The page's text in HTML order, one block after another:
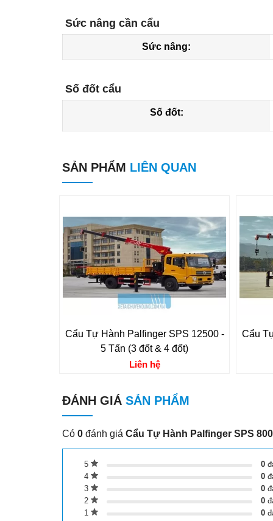
Sức nâng cần cẩu
Sức nâng:
Số đốt cẩu
Số đốt:
SẢN PHẨM LIÊN QUAN
Cẩu Tự Hành Palfinger SPS 12500 -
5 Tấn (3 đốt & 4 đốt)
Liên hệ
Cẩu
ĐÁNH GIÁ SẢN PHẨM
Có 0 đánh giá Cẩu Tự Hành Palfinger SPS
5 0
4
0
3
0
2
0
1
0